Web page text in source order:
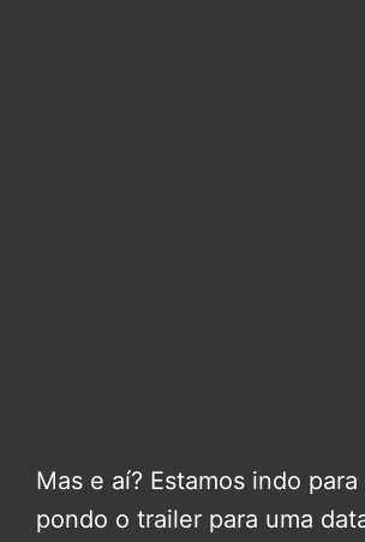
Mas e aí? Estamos indo para
pondo o trailer para uma